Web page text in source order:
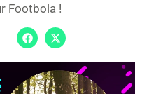
Footbola !